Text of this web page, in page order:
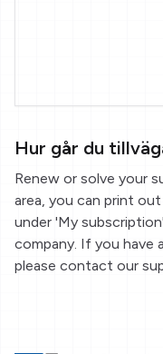
Hur går du
Renew or solve your
area, you can print
under 'My
company. If you have
please contact our